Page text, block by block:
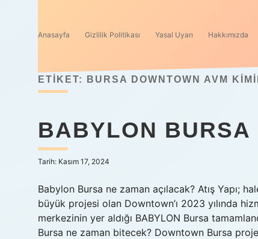
Anasayfa Gizlilik Politikası Yasal Uyarı Hakkımızda
ETIKET: BURSA DOWNTOWN AVM
BABYLON
Tarih: Kasım 17, 2024
Babylon Bursa ne zaman açılacak? Atış Yapı;
büyük projesi olan Downtown’ı 2023 yılında
merkezinin yer aldığı BABYLON Bursa
Bursa ne zaman bitecek? Downtown Bursa